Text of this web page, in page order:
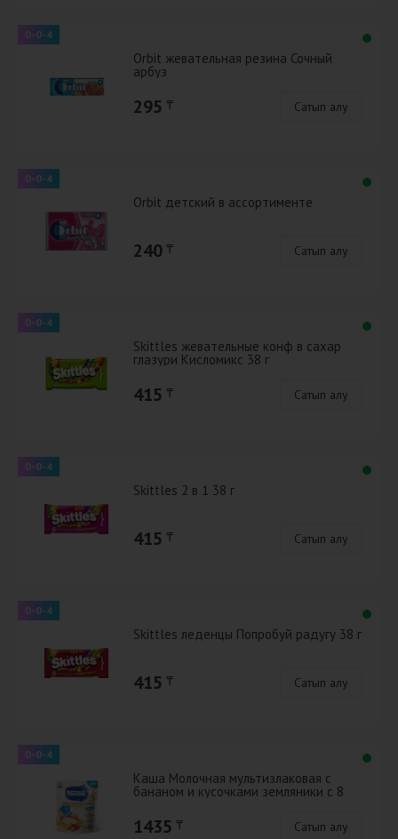
0-0-4
Orbit жевательная резина Сочный
арбуз
295 ₸ Сатып алу
0-0-4
Orbit детский в ассортименте
240 ₸ Сатып алу
0-0-4
Skittles жевательные конф в сахар
глазури Кисломикс 38 г
415 ₸ Сатып алу
0-0-4
Skittles 2 в 1 38 г
415 ₸ Сатып алу
0-0-4
Skittles леденцы Попробуй радугу 38 г
415 ₸ Сатып алу
0-0-4
Каша Молочная мультизлаковая с
бананом и кусочками земляники с 8
1435 ₸ Сатып алу